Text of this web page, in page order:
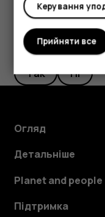
Це було для
Так Ні
Огляд
Детальніше
Planet and people
Підтримка
Керування
Прийняти все